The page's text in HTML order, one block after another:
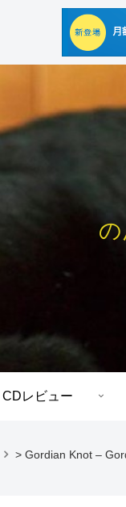
CDレビュー
> Gordian Knot –